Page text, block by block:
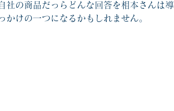
社の商品だっらどんな回答を相本さんは導
かけの一つになるかもしれません。